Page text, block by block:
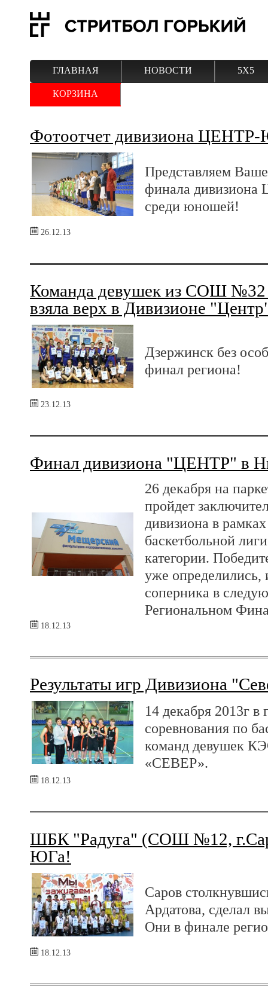
ГЛАВНАЯ НОВОСТИ 5Х5
КОРЗИНА
Фотоотчет дивизиона
Представляем
финала
среди юношей!
26.12.13
Команда девушек из СОШ №32
взяла верх в Дивизионе
Дзержинск без
финал региона!
23.12.13
Финал дивизиона "ЦЕНТР" в
26 декабря на
пройдет
дивизиона в
баскетбольной
категории.
уже определились,
соперника в
Региональном
18.12.13
Результаты игр Дивизиона
14 декабря 2013г в
соревнования по
команд девушек
«СЕВЕР».
18.12.13
ШБК "Радуга" (СОШ №12,
ЮГа!
Саров
Ардатова, сделал
Они в финале
18.12.13